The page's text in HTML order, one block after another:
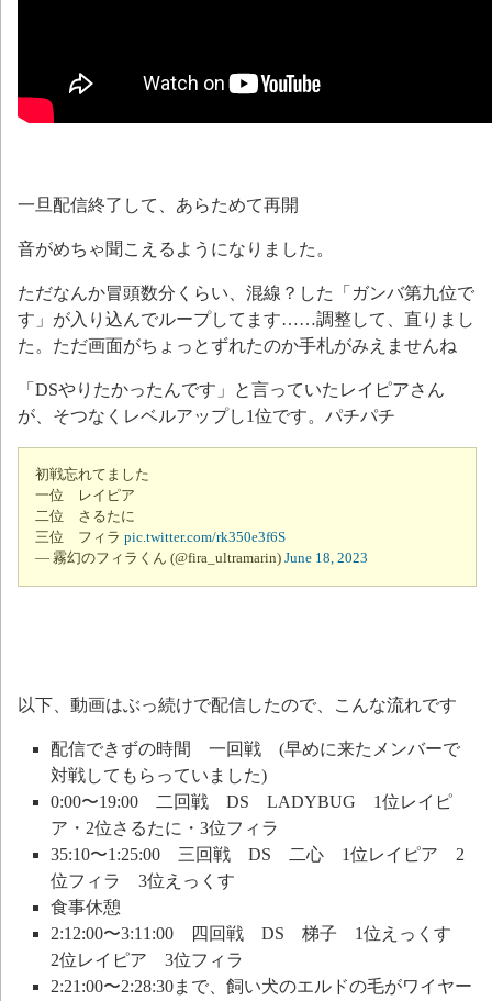
一旦配信終了して、あらためて再開
音がめちゃ聞こえるようになりました。
ただなんか冒頭数分くらい、混線？した「ガンバ第九位で
す」が入り込んでループしてます……調整して、直りまし
た。ただ画面がちょっとずれたのか手札がみえませんね
「DSやりたかったんです」と言っていたレイピアさん
が、そつなくレベルアップし1位です。パチパチ
初戦忘れてました
一位 レイピア
二位 さるたに
三位 フィラ pic.twitter.com/rk350e3f6S
— 霧幻のフィラくん (@fira_ultramarin) June 18, 2023
以下、動画はぶっ続けで配信したので、こんな流れです
配信できずの時間 一回戦 (早めに来たメンバーで
対戦してもらっていました)
0:00〜19:00 二回戦 DS LADYBUG 1位レイピ
ア・2位さるたに・3位フィラ
35:10〜1:25:00 三回戦 DS 二心 1位レイピア 2
位フィラ 3位えっくす
食事休憩
2:12:00〜3:11:00 四回戦 DS 梯子 1位えっくす
2位レイピア 3位フィラ
2:21:00〜2:28:30まで、飼い犬のエルドの毛がワイヤー